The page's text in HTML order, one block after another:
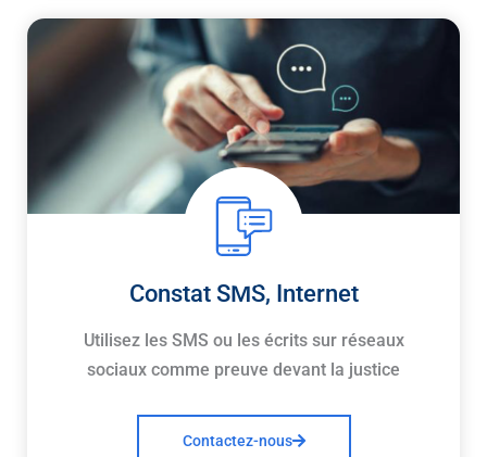
Constat SMS, Internet
Utilisez les SMS ou les écrits sur réseaux
sociaux comme preuve devant la justice
Contactez-nous